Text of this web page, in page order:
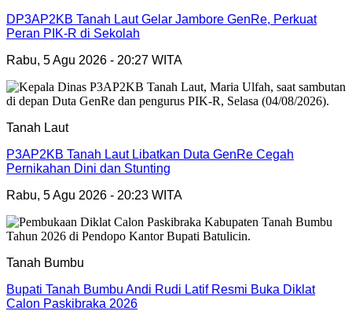
DP3AP2KB Tanah Laut Gelar Jambore GenRe, Perkuat
Peran PIK-R di Sekolah
Rabu, 5 Agu 2026 - 20:27 WITA
Tanah Laut
P3AP2KB Tanah Laut Libatkan Duta GenRe Cegah
Pernikahan Dini dan Stunting
Rabu, 5 Agu 2026 - 20:23 WITA
Tanah Bumbu
Bupati Tanah Bumbu Andi Rudi Latif Resmi Buka Diklat
Calon Paskibraka 2026